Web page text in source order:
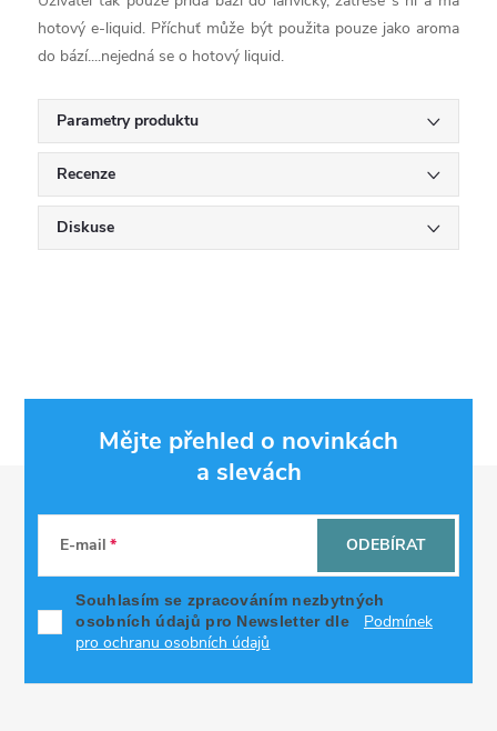
hotový e-liquid. Příchuť může být použita pouze jako aroma
do bází....nejedná se o hotový liquid.
Parametry produktu
Recenze
Diskuse
Mějte přehled o novinkách
a slevách
E-mail
Souhlasím se zpracováním nezbytných
osobních údajů pro Newsletter dle
Podmínek
pro ochranu osobních údajů
ODEBÍRAT